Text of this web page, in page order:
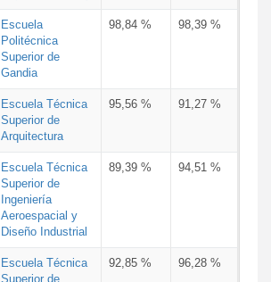
Escuela
Politécnica
Superior de
Gandia
98,84 % 98,39 %
Escuela Técnica
Superior de
Arquitectura
95,56 % 91,27 %
Escuela Técnica
Superior de
Ingeniería
Aeroespacial y
Diseño Industrial
89,39 % 94,51 %
Escuela Técnica
Superior de
92,85 % 96,28 %